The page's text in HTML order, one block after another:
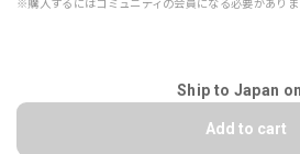
※購入するにはコミュニティの会員になる必要がありま
Ship to Japan
Add to cart